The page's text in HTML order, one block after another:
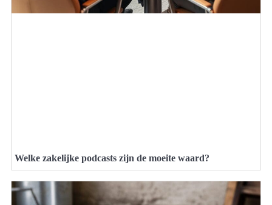
Welke zakelijke podcasts zijn de moeite waard?